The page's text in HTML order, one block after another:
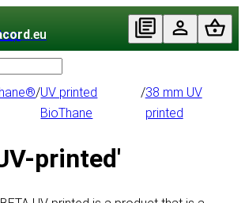
.eu
/UV printed
BioThane
/38 mm UV
printed
printed'